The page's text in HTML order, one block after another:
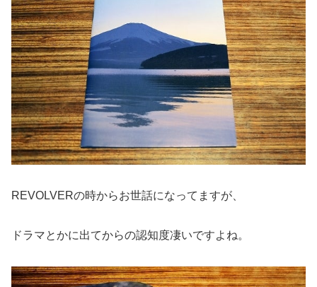
REVOLVERの時からお世話になってますが、
ドラマとかに出てからの認知度凄いですよね。